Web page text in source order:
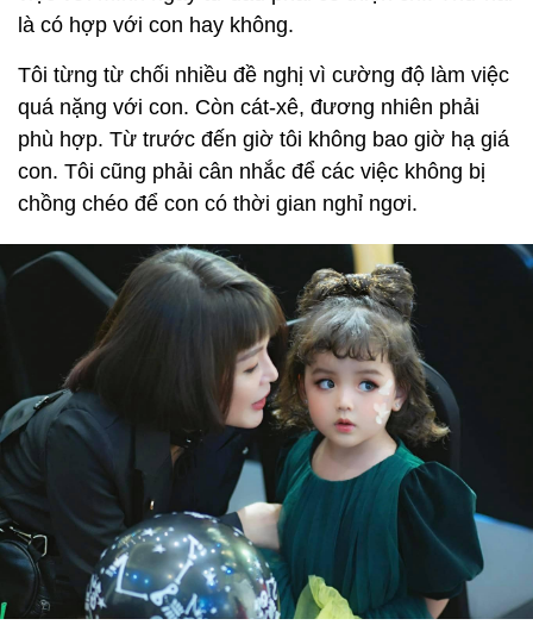
là có hợp với con hay không.
Tôi từng từ chối nhiều đề nghị vì cường độ làm việc
quá nặng với con. Còn cát-xê, đương nhiên phải
phù hợp. Từ trước đến giờ tôi không bao giờ hạ giá
con. Tôi cũng phải cân nhắc để các việc không bị
chồng chéo để con có thời gian nghỉ ngơi.